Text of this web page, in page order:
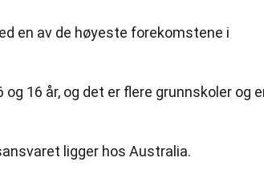
en av de høyeste forekomstene i
16 år, og det er flere grunnskoler og
ligger hos Australia.